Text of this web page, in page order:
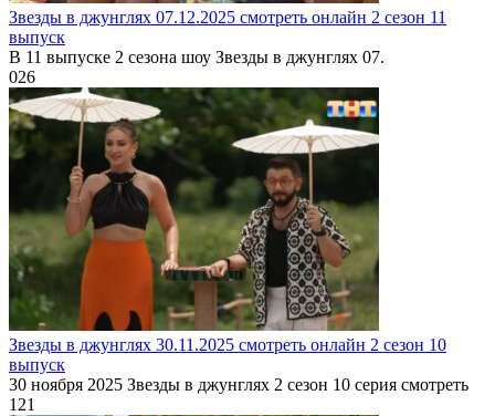
Звезды в джунглях 07.12.2025 смотреть онлайн 2 сезон 11
выпуск
В 11 выпуске 2 сезона шоу Звезды в джунглях 07.
026
Звезды в джунглях 30.11.2025 смотреть онлайн 2 сезон 10
выпуск
30 ноября 2025 Звезды в джунглях 2 сезон 10 серия смотреть
1 21